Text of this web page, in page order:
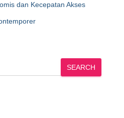
dan Kecepatan Akses
SEARCH